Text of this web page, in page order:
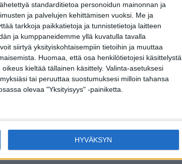
standarditietoa personoidun mainonnan ja
ja palvelujen kehittämisen vuoksi. Me ja
tarkkoja paikkatietoja ja tunnistetietoja laitteen
ja kumppaneidemme yllä kuvatulla tavalla
siirtyä yksityiskohtaisempiin tietoihin ja muuttaa
Huomaa, että osa henkilötietojesi käsittelystä
kieltää tällainen käsittely. Valinta-asetuksesi
tai peruuttaa suostumuksesi milloin tahansa
olevaa "Yksityisyys" -painiketta.
HYVÄKSYN
kuormitusta
myös
eli
oppia
kertoo.